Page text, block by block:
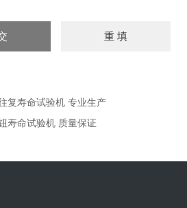
复寿命试验机 专业生产
寿命试验机 质量保证